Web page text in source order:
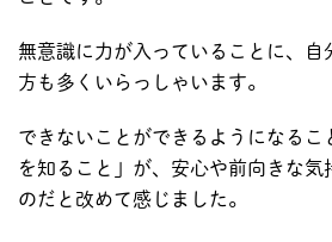
無意識に力が入っていることに、自
方も多くいらっしゃいます。
できないことができるようになるこ
を知ること」が、安心や前向きな気
のだと改めて感じました。